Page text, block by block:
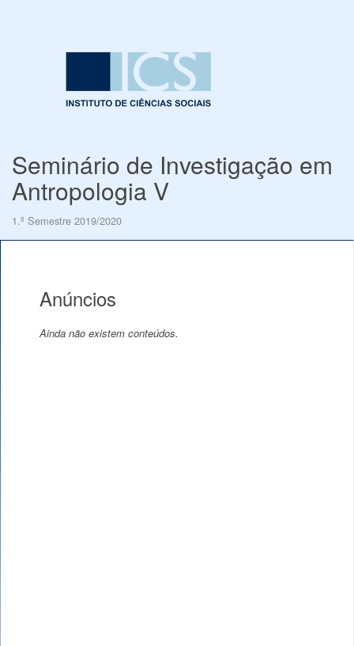
Seminário de Investigação em
Antropologia V
1.º Semestre 2019/2020
Anúncios
Ainda não existem conteúdos.